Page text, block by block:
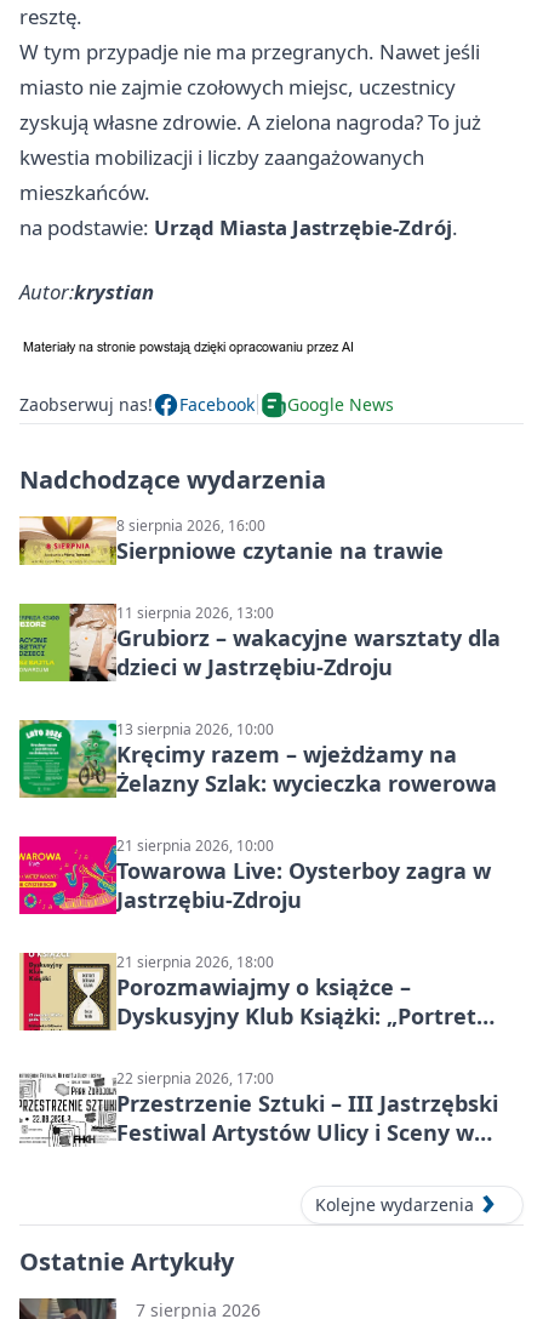
resztę.
W tym przypadje nie ma przegranych. Nawet jeśli
miasto nie zajmie czołowych miejsc, uczestnicy
zyskują własne zdrowie. A zielona nagroda? To już
kwestia mobilizacji i liczby zaangażowanych
mieszkańców.
na podstawie: Urząd Miasta Jastrzębie-Zdrój.
Autor:krystian
Zaobserwuj nas! Facebook Google News
Nadchodzące wydarzenia
8 sierpnia 2026, 16:00
Sierpniowe czytanie na trawie
11 sierpnia 2026, 13:00
Grubiorz – wakacyjne warsztaty dla
dzieci w Jastrzębiu-Zdroju
13 sierpnia 2026, 10:00
Kręcimy razem – wjeżdżamy na
Żelazny Szlak: wycieczka rowerowa
21 sierpnia 2026, 10:00
Towarowa Live: Oysterboy zagra w
Jastrzębiu-Zdroju
21 sierpnia 2026, 18:00
Porozmawiajmy o książce –
Dyskusyjny Klub Książki: „Portret
22 sierpnia 2026, 17:00
Przestrzenie Sztuki – III Jastrzębski
Festiwal Artystów Ulicy i Sceny w
Kolejne wydarzenia
Ostatnie Artykuły
7 sierpnia 2026